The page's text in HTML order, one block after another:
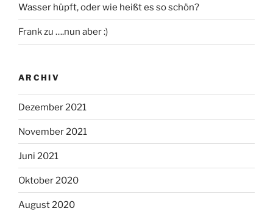
Wasser hüpft, oder wie heißt es so schön?
Frankzu ….nun aber :)
ARCHIV
Dezember 2021
November 2021
Juni 2021
Oktober 2020
August 2020